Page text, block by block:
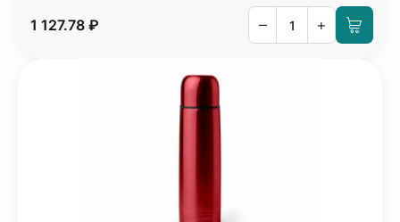
1 127.78 ₽ – +